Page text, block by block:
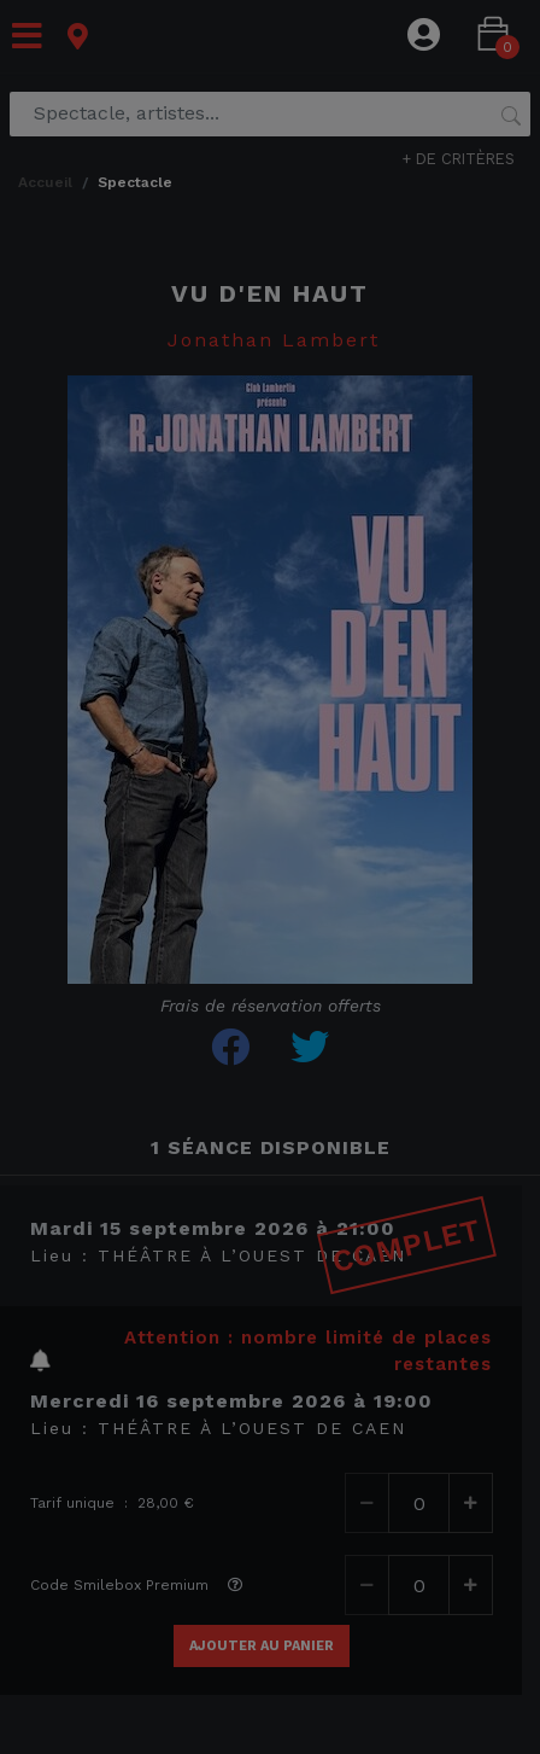
0
+ DE CRITÈRES
accueil spectacle
VU D'EN HAUT
Jonathan Lambert
Frais de réservation offerts
1 SÉANCE DISPONIBLE
COMPLET
mardi 15 septembre 2026 à21:00
Lieu : THÉÂTRE À L’OUEST DE CAEN
Attention : nombre limité de places
restantes
mercredi 16 septembre 2026 à 19:00
Lieu : THÉÂTRE À L’OUEST DE CAEN
Tarif unique : 28,00 €
Code Smilebox Premium
AJOUTER AU PANIER